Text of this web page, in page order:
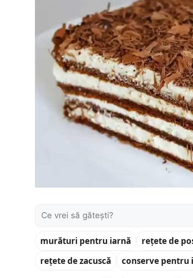
Caută:
murături pentru iarnă rețete de
rețete de zacuscă
conserve pentru